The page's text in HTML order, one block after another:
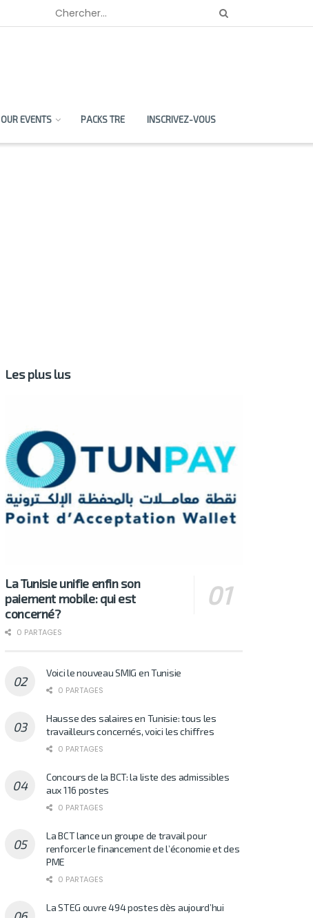
OUR EVENTS PACKS TRE INSCRIVEZ-VOUS
Les plus lus
La Tunisie unifie enfin son
paiement mobile: qui est
concerné?
0 PARTAGES
Voici le nouveau SMIG en Tunisie
0 PARTAGES
Hausse des salaires en Tunisie: tous les
travailleurs concernés, voici les chiffres
0 PARTAGES
Concours de la BCT: la liste des admissibles
aux 116 postes
0 PARTAGES
La BCT lance un groupe de travail pour
renforcer le financement de l’économie et des
PME
0 PARTAGES
La STEG ouvre 494 postes dès aujourd’hui